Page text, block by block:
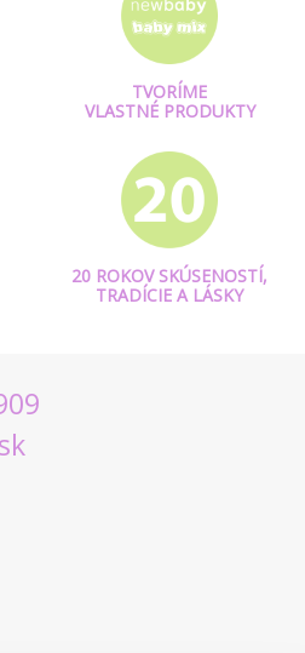
TVORÍME
VLASTNÉ PRODUKTY
20 ROKOV SKÚSENOSTÍ,
TRADÍCIE A LÁSKY